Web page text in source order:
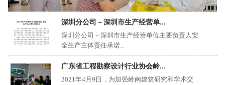
深圳分公司－深圳市生产经营单...
深圳分公司－深圳市生产经营单位主要负责人安
全生产主体责任承诺...
广东省工程勘察设计行业协会岭...
2021年4月9日，为加强岭南建筑研究和学术交